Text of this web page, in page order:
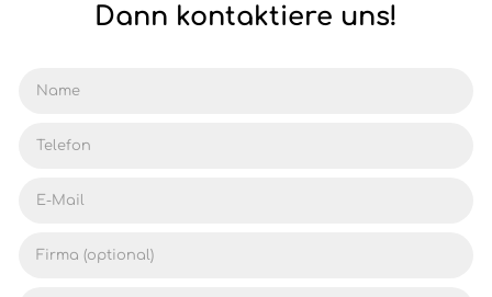
Dann kontaktiere uns!